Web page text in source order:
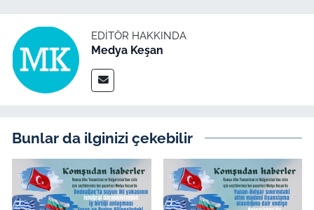
EDITÖR HAKKINDA
Medya Keşan
Bunlar da ilginizi çekebilir